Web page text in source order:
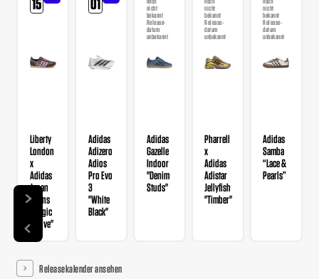
Liberty
London
x
Adidas
Japan
Wmns
"Magic
Mauve"
Adidas
Adizero
Adios
Pro Evo
3
"White
Black"
nicht
bekannt
Release-
datum
unbekannt
Adidas
Gazelle
Indoor
"Denim
Studs"
nicht
bekannt
Release-
datum
unbekannt
Pharrell
x
Adidas
Adistar
Jellyfish
"Timber"
nicht
bekannt
Release-
datum
unbekannt
Adidas
Samba
“Lace &
Pearls”
Releasekalender ansehen